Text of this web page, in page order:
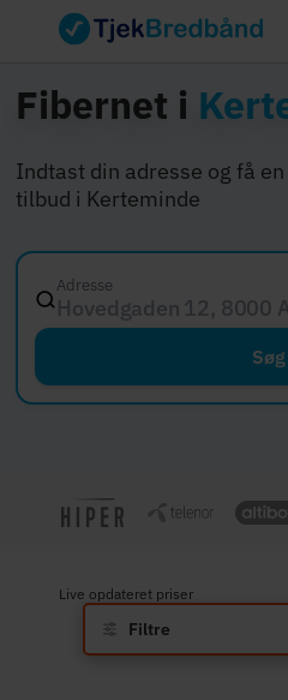
Fibernet i
Indtast din adresse og få
tilbud i Kerteminde
Adresse
Hovedgaden 12, 8000
Søg
Live opdateret priser
Filtre